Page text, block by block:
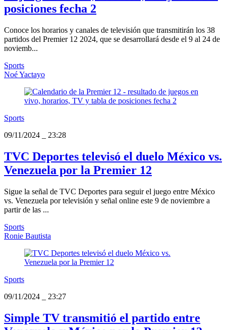
posiciones fecha 2
Conoce los horarios y canales de televisión que transmitirán los 38
partidos del Premier 12 2024, que se desarrollará desde el 9 al 24 de
noviemb...
Sports
Noé Yactayo
Sports
09/11/2024
23:28
TVC Deportes televisó el duelo México vs.
Venezuela por la Premier 12
Sigue la señal de TVC Deportes para seguir el juego entre México
vs. Venezuela por televisión y señal online este 9 de noviembre a
partir de las ...
Sports
Ronie Bautista
Sports
09/11/2024
23:27
Simple TV transmitió el partido entre